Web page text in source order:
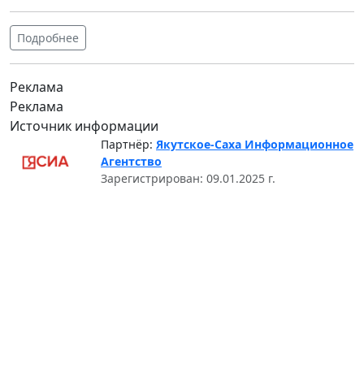
Подробнее
Реклама
Реклама
Источник информации
Партнёр: Якутское-Саха Информационное
Агентство
Зарегистрирован: 09.01.2025 г.